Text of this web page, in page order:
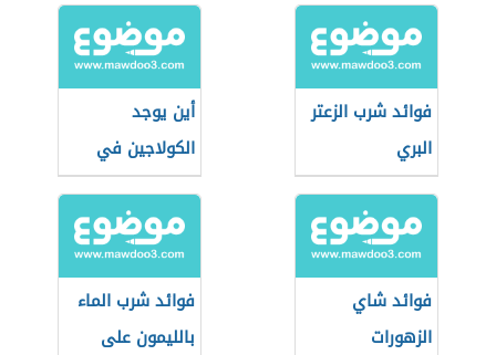
فوائد شرب الزعتر
البري
أين يوجد
الكولاجين في
الأعشاب
فوائد شاي
الزهورات
فوائد شرب الماء
بالليمون على